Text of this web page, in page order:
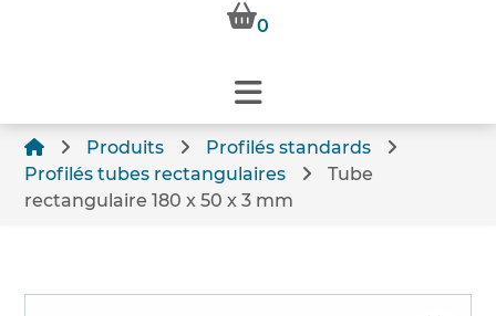
0
Produits
Profilés standards
Profilés tubes rectangulaires
Tube
rectangulaire 180 x 50 x 3 mm